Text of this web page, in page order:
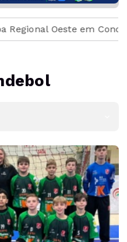
em Concórdia